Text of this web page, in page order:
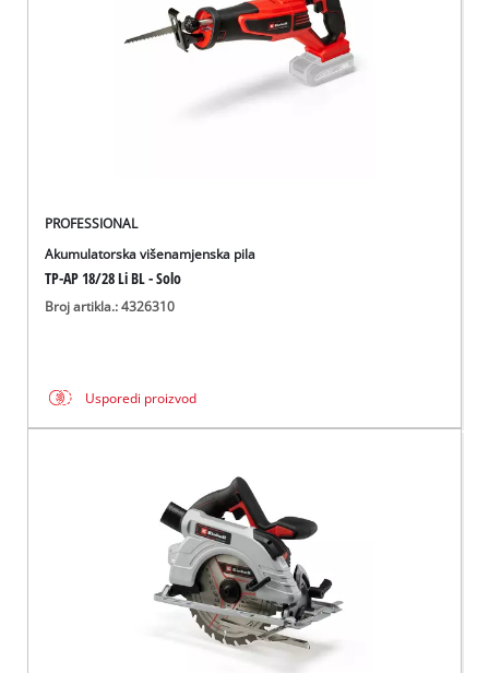
PROFESSIONAL
Akumulatorska višenamjenska pila
TP-AP 18/28 Li BL - Solo
Broj artikla.: 4326310
Usporedi proizvod